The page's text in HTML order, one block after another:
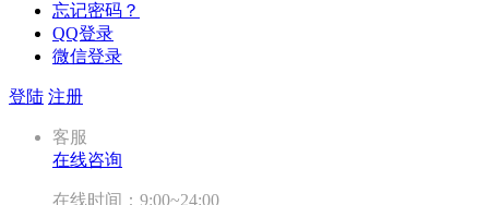
忘记密码？
QQ登录
微信登录
登陆 注册
客服
在线咨询
在线时间：9:00~24:00